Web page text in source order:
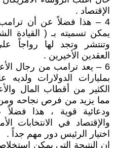
الإقتصاد .
4 – هذا فضلاً عن أن ترامب
يمكن تسميته بـ ( القيادة
وتنتشر وتجد لها رواجاً
العقدين الأخيرين .
6 – يعد ترامب من رجال
بمليارات الدولارات ولديه
الكثير من أقطاب المال
مما يزيد من فرص نجاحه ومن
ودعائية قوية ، هذا
والإقتصاد في الانتخابات
اختيار الرئيس دور مهم جداً .
إن النتيجة التي يمكن